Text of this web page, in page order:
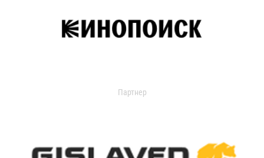
Партнер